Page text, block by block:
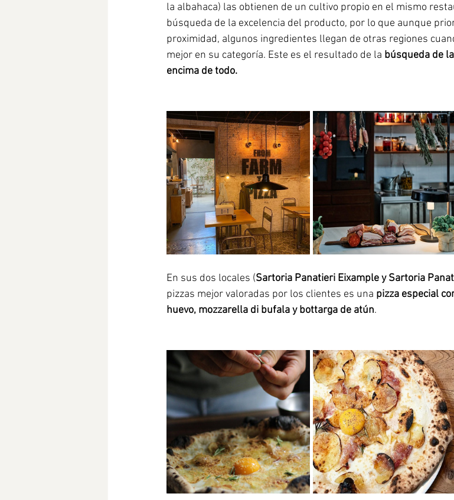
la albahaca) las obtienen de un cultivo propio en el mismo
búsqueda de la excelencia del producto, por lo que aunque
proximidad, algunos ingredientes llegan de otras regiones
mejor en su categoría. Este es el resultado de la búsqueda de
encima de todo.
En sus dos locales (Sartoria Panatieri Eixample y Sartoria
pizzas mejor valoradas por los clientes es una pizza especial
huevo, mozzarella di bufala y bottarga de atún.